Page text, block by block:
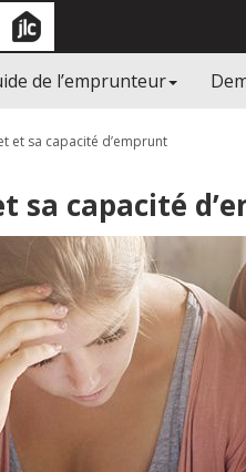
de l’emprunteur
et sa capacité d’emprunt
sa capacité